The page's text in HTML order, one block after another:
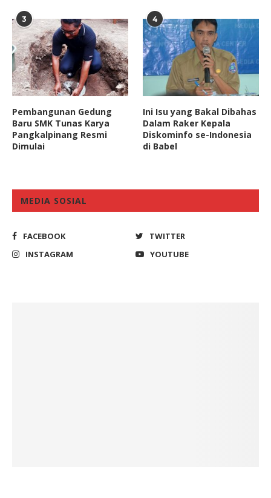
3
Pembangunan Gedung
Baru SMK Tunas Karya
Pangkalpinang Resmi
Dimulai
4
Ini Isu yang Bakal Dibahas
Dalam Raker Kepala
Diskominfo se-Indonesia
di Babel
MEDIA SOSIAL
FACEBOOK
TWITTER
INSTAGRAM
YOUTUBE